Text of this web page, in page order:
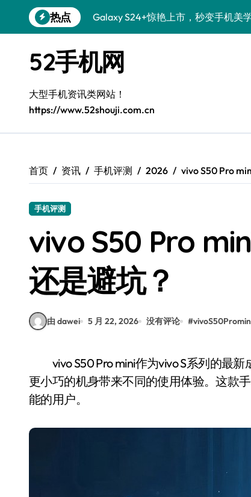
到
热点
Galaxy S26+颜值爆升秘诀大公开
Galaxy Z Flip6：折叠时尚，尽享炫美
三星Galaxy S26发布：一键解锁个性美
Galaxy S25美颜秘籍：个性定制炫酷
Galaxy C55 5G焕新秘籍：潮流定制
Galaxy S25+闪亮登场，这样打扮秒
52手机网
大型手机资讯类网站！
https://www.52shouji.com.cn
首页 资讯 手机评测 2026 vivo S50 Pro
手机评测
vivo S50 Pro
还是避坑？
由 dawei 5 月 22, 2026 没有评论 #
vivo S50 Pro mini作为vivo S系列的最新成员，延续了该系列在影像和设计上的优势，同时以
更小巧的机身带来不同的使用体验。这款
能的用户。